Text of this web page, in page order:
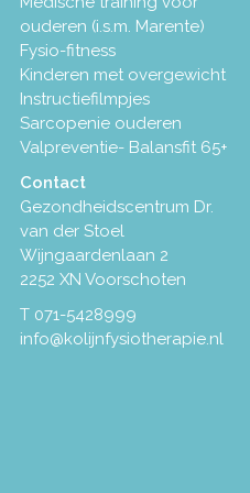
ouderen (i.s.m. Marente)
Fysio-fitness
Kinderen met overgewicht
Instructiefilmpjes
Sarcopenie ouderen
Valpreventie- Balansfit 65+
Contact
Gezondheidscentrum Dr.
van der Stoel
Wijngaardenlaan 2
2252 XN Voorschoten
T 071-5428999
info@kolijnfysiotherapie.nl